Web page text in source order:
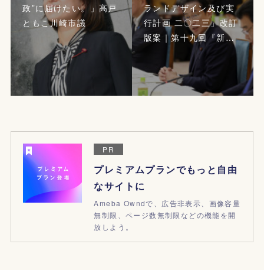
政”に届けたい。」高戸
ともこ川崎市議
ランドデザイン及び実
行計画 二〇二三」改訂
版案｜第十九回『新…
PR
プレミアムプランでもっと自由
なサイトに
Ameba Owndで、広告非表示、画像容量
無制限、ページ数無制限などの機能を開
放しよう。